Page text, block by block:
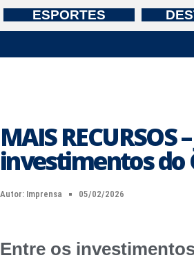
ESPORTES
MAIS
investimentos do
Autor: Imprensa 05/02/2026
Entre os